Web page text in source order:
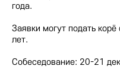
года.
Заявки могут подать
лет.
Собеседование: 20-21